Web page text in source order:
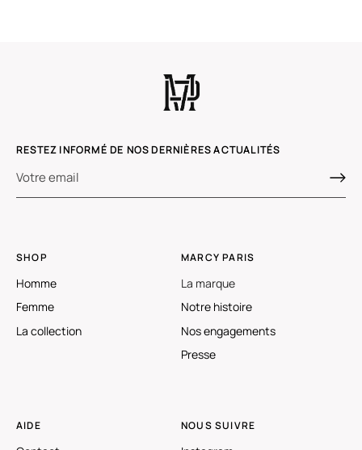
RESTEZ INFORMÉ DE NOS DERNIÈRES ACTUALITÉS
SHOP
Homme
Femme
La collection
MARCY PARIS
La marque
Notre histoire
Nos engagements
Presse
AIDE NOUS SUIVRE